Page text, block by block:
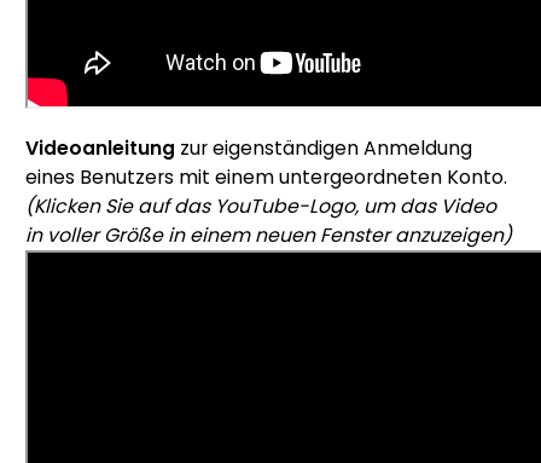
Videoanleitung zur eigenständigen Anmeldung
eines Benutzers mit einem untergeordneten Konto.
(Klicken Sie auf das YouTube-Logo, um das Video
in voller Größe in einem neuen Fenster anzuzeigen)